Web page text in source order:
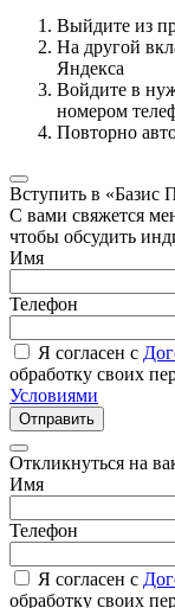
Выйдите из
На другой
Яндекса
Войдите в
номером
Повторно
Вступить в «Базис
С вами свяжется
чтобы обсудить
Имя
Телефон
Я согласен с
обработку своих
Условиями
Отправить
Откликнуться на
Имя
Телефон
Я согласен с
обработку своих